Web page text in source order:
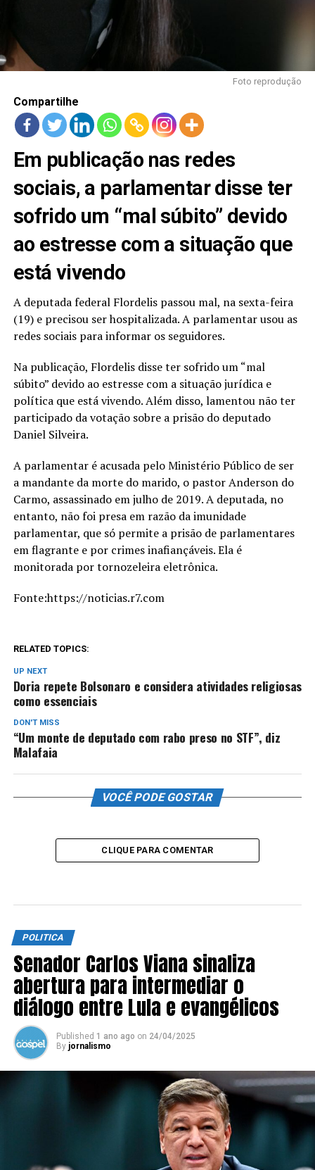
Foto reprodução
Compartilhe
Em publicação nas redes
sociais, a parlamentar disse ter
sofrido um “mal súbito” devido
ao estresse com a situação que
está vivendo
A deputada federal Flordelis passou mal, na sexta-feira
(19) e precisou ser hospitalizada. A parlamentar usou as
redes sociais para informar os seguidores.
Na publicação, Flordelis disse ter sofrido um “mal
súbito” devido ao estresse com a situação jurídica e
política que está vivendo. Além disso, lamentou não ter
participado da votação sobre a prisão do deputado
Daniel Silveira.
A parlamentar é acusada pelo Ministério Público de ser
a mandante da morte do marido, o pastor Anderson do
Carmo, assassinado em julho de 2019. A deputada, no
entanto, não foi presa em razão da imunidade
parlamentar, que só permite a prisão de parlamentares
em flagrante e por crimes inafiançáveis. Ela é
monitorada por tornozeleira eletrônica.
Fonte:https://noticias.r7.com
RELATED TOPICS:
UP NEXT
Doria repete Bolsonaro e considera atividades religiosas
como essenciais
DON'T MISS
“Um monte de deputado com rabo preso no STF”, diz
Malafaia
VOCÊ PODE GOSTAR
CLIQUE PARA COMENTAR
POLITICA
Senador Carlos Viana sinaliza
abertura para intermediar o
diálogo entre Lula e evangélicos
Published 1 ano ago on 24/04/2025
By jornalismo